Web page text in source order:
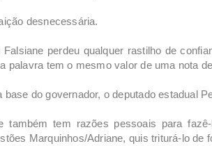
desnecessária.
Falsiane perdeu qualquer rastilho de
palavra tem o mesmo valor de uma nota
base do governador, o deputado estadual
também tem razões pessoais para
Marquinhos/Adriane, quis triturá-lo de